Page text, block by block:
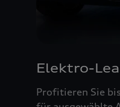
Elektro-
Profitieren Sie